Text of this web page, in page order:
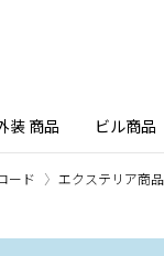
装 商品 ビル商品
ード エクステリア商